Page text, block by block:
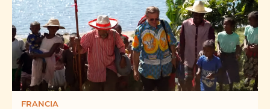
FRANCIA